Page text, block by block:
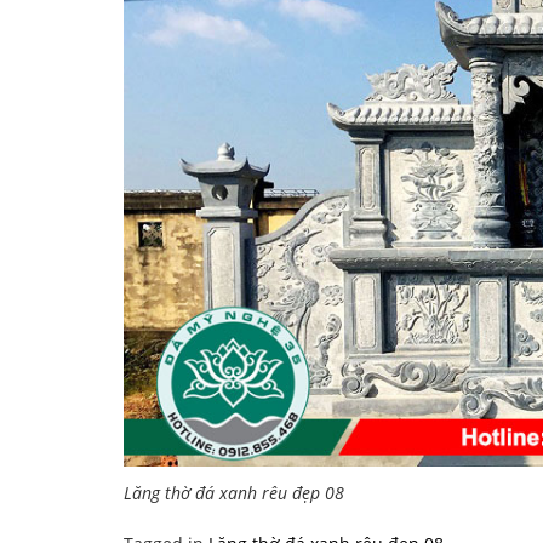
Lăng thờ đá xanh rêu đẹp 08